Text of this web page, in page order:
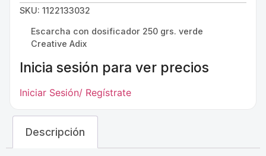
SKU: 1122133032
Escarcha con dosificador 250 grs. verde
Creative Adix
Inicia sesión para ver precios
Iniciar Sesión/ Regístrate
Descripción